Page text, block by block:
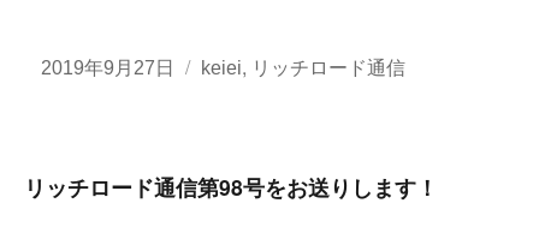
投
2019年9月27日
カ
ー
keiei, リッチロード通信
リッチロード通信第98号をお送りします！